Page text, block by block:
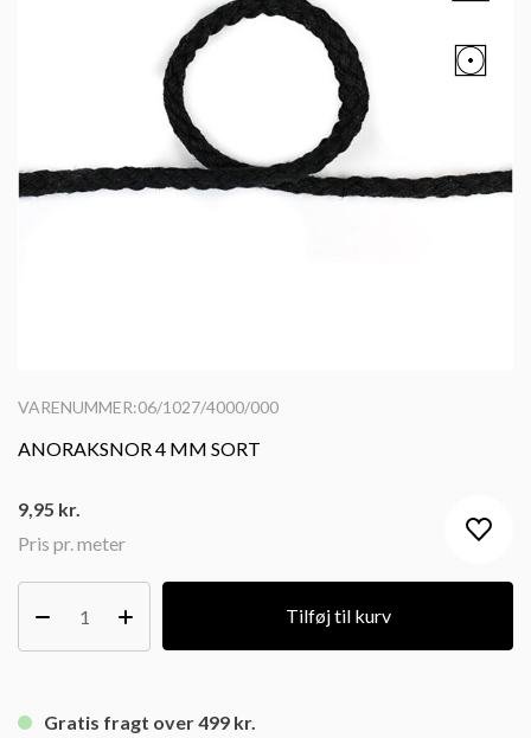
VARENUMMER:06/1027/4000/000
ANORAKSNOR 4 MM SORT
Pris pr. meter
9,95 kr.
Tilføj til kurv
Gratis fragt over 499 kr.